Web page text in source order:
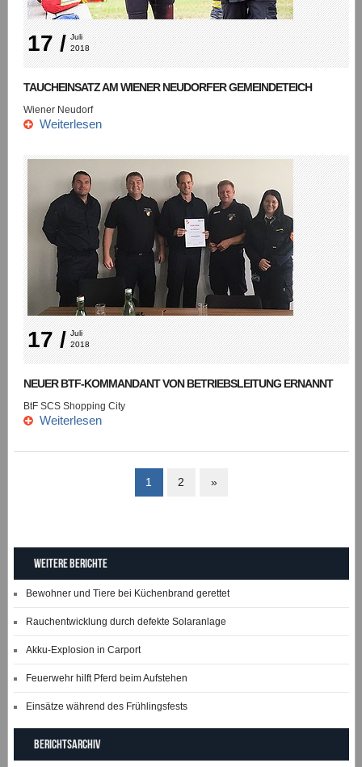
17 / Juli
2018
TAUCHEINSATZ AM WIENER NEUDORFER GEMEINDETEICH
Wiener Neudorf
Weiterlesen
17 / Juli
2018
NEUER BTF-KOMMANDANT VON BETRIEBSLEITUNG ERNANNT
BtF SCS Shopping City
Weiterlesen
1 2 »
Weitere Berichte
Bewohner und Tiere bei Küchenbrand gerettet
Rauchentwicklung durch defekte Solaranlage
Akku-Explosion in Carport
Feuerwehr hilft Pferd beim Aufstehen
Einsätze während des Frühlingsfests
Berichtsarchiv